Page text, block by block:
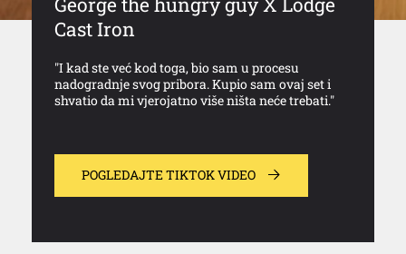
Cast Iron
"I kad ste već kod toga, bio sam u procesu
nadogradnje svog pribora. Kupio sam ovaj set i
shvatio da mi vjerojatno više ništa neće trebati."
POGLEDAJTE TIKTOK VIDEO